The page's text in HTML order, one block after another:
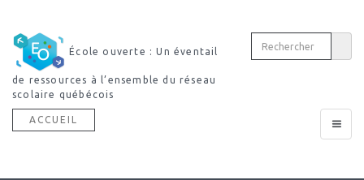
École ouverte : Un éventail
de ressources à l’ensemble du réseau
scolaire québécois
Toggle
ACCUEIL